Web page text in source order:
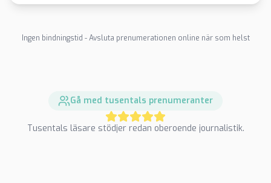
Ingen bindningstid - Avsluta prenumerationen online när som helst
Gå med tusentals prenumeranter
Tusentals läsare stödjer redan oberoende journalistik.